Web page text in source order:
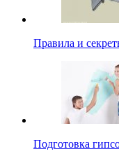
Правила и
Подготовка